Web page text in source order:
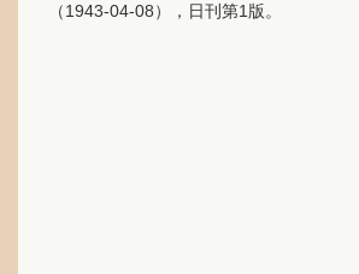
（1943-04-08），日刊第1版。